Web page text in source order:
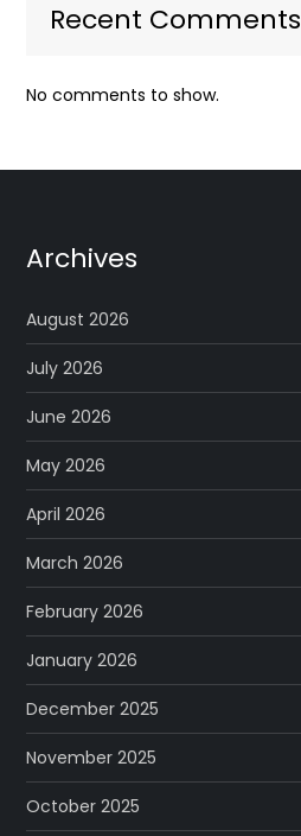
Recent Comments
No comments to show.
Archives
August 2026
July 2026
June 2026
May 2026
April 2026
March 2026
February 2026
January 2026
December 2025
November 2025
October 2025